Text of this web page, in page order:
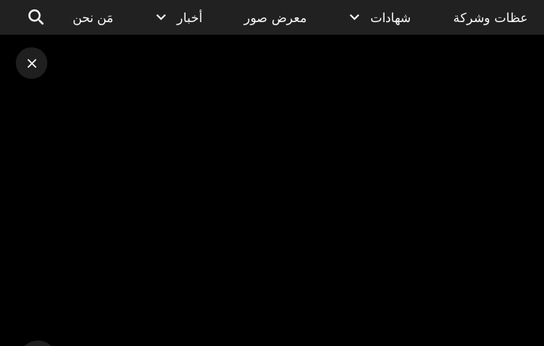
عظات وشركة شهادات معرض صور أخبار مَن نحن